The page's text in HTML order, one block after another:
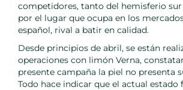
competidores, tanto del hemisferio
por el lugar que ocupa en los
español, rival a batir en calidad.
Desde principios de abril, se están
operaciones con limón Verna,
presente campaña la piel no presenta
Todo hace indicar que el actual estado